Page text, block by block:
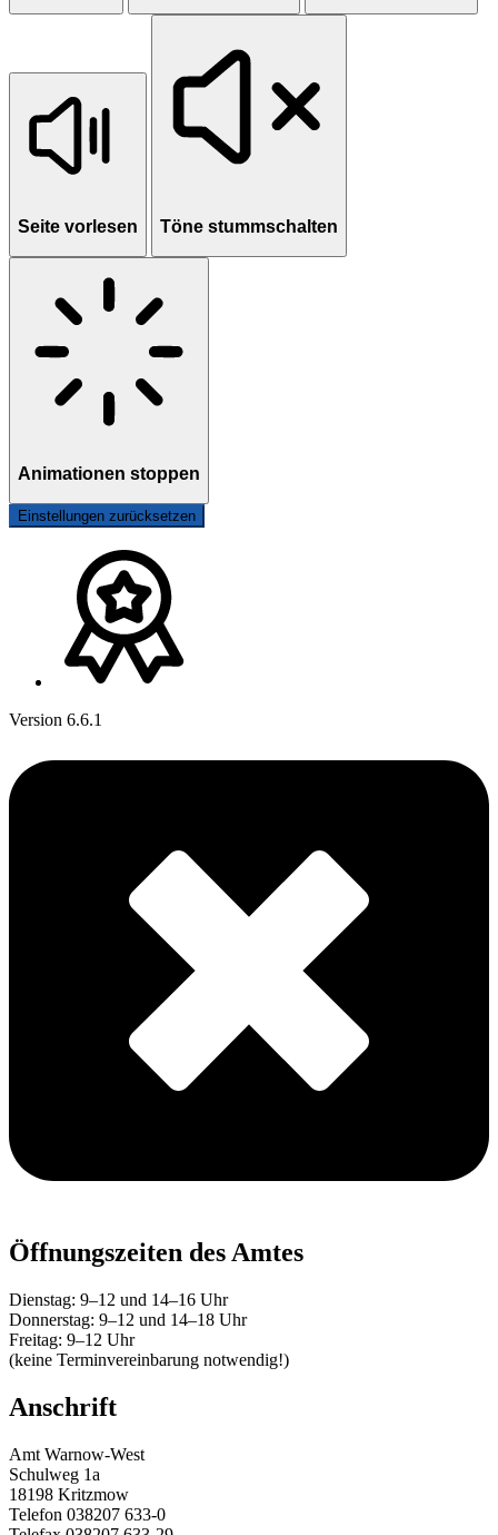
Seite vorlesen Töne stummschalten
Animationen stoppen
Einstellungen zurücksetzen
Version 6.6.1
Öffnungszeiten des Amtes
Dienstag: 9–12 und 14–16 Uhr
Donnerstag: 9–12 und 14–18 Uhr
Freitag: 9–12 Uhr
(keine Terminvereinbarung notwendig!)
Anschrift
Amt Warnow-West
Schulweg 1a
18198 Kritzmow
Telefon 038207 633-0